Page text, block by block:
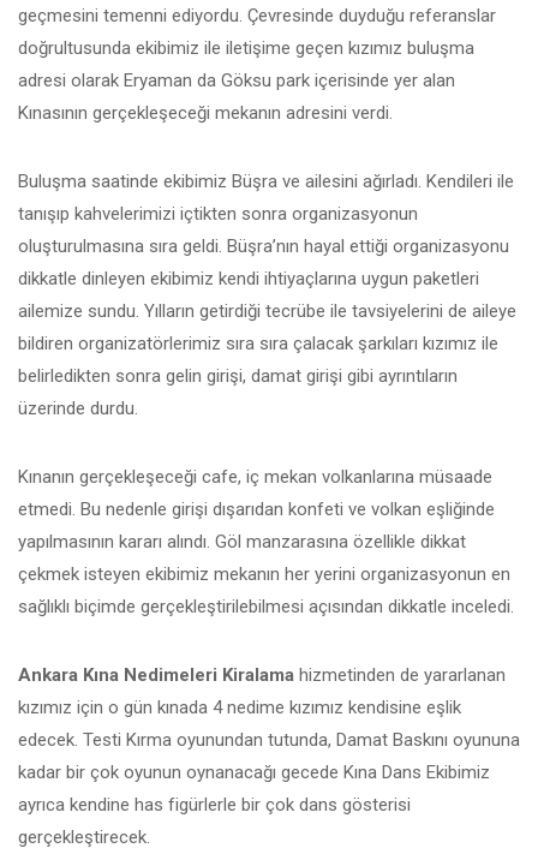
geçmesini temenni ediyordu. Çevresinde duyduğu referanslar
doğrultusunda ekibimiz ile iletişime geçen kızımız buluşma
adresi olarak Eryaman da Göksu park içerisinde yer alan
Kınasının gerçekleşeceği mekanın adresini verdi.
Buluşma saatinde ekibimiz Büşra ve ailesini ağırladı. Kendileri ile
tanışıp kahvelerimizi içtikten sonra organizasyonun
oluşturulmasına sıra geldi. Büşra’nın hayal ettiği organizasyonu
dikkatle dinleyen ekibimiz kendi ihtiyaçlarına uygun paketleri
ailemize sundu. Yılların getirdiği tecrübe ile tavsiyelerini de aileye
bildiren organizatörlerimiz sıra sıra çalacak şarkıları kızımız ile
belirledikten sonra gelin girişi, damat girişi gibi ayrıntıların
üzerinde durdu.
Kınanın gerçekleşeceği cafe, iç mekan volkanlarına müsaade
etmedi. Bu nedenle girişi dışarıdan konfeti ve volkan eşliğinde
yapılmasının kararı alındı. Göl manzarasına özellikle dikkat
çekmek isteyen ekibimiz mekanın her yerini organizasyonun en
sağlıklı biçimde gerçekleştirilebilmesi açısından dikkatle inceledi.
Ankara Kına Nedimeleri Kiralama hizmetinden de yararlanan
kızımız için o gün kınada 4 nedime kızımız kendisine eşlik
edecek. Testi Kırma oyunundan tutunda, Damat Baskını oyununa
kadar bir çok oyunun oynanacağı gecede Kına Dans Ekibimiz
ayrıca kendine has figürlerle bir çok dans gösterisi
gerçekleştirecek.